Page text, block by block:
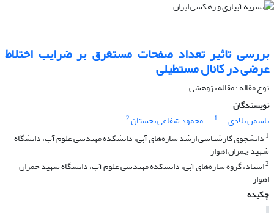
بررسی تاثیر تعداد صفحات مستغرق بر ضرایب اختلاط
عرضی در کانال مستطیلی
نوع مقاله : مقاله پژوهشی
نویسندگان
یاسمن بلادی
1 محمود شفاعی بجستان2
1 دانشجوی کارشناسی ارشد سازه‌های آبی، دانشکده مهندسی علوم آب، دانشگاه
شهید چمران اهواز
2استاد، گروه سازه‌های آبی، دانشکده مهندسی علوم آب، دانشگاه شهید چمران
اهواز
چکیده